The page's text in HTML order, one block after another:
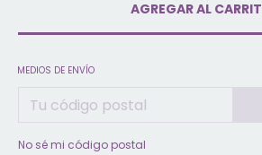
MEDIOS DE ENVÍO
No sé mi código postal